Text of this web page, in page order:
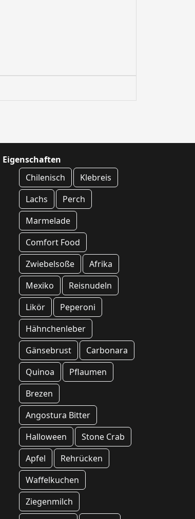
Eigenschaften
Chilenisch
Klebreis
Lachs
Perch
Marmelade
Comfort Food
Zwiebelsoße
Afrika
Mexiko
Reisnudeln
Likör
Peperoni
Hähnchenleber
Gänsebrust
Carbonara
Quinoa
Pflaumen
Brezen
Angostura Bitter
Halloween
Stone Crab
Apfel
Rehrücken
Waffelkuchen
Ziegenmilch